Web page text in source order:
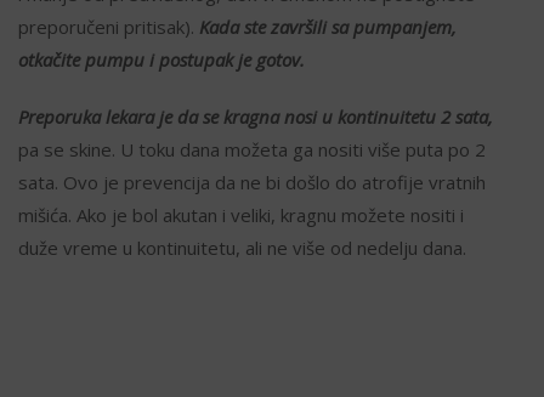
preporučeni pritisak). Kada ste završili sa pumpanjem,
otkačite pumpu i postupak je gotov.
Preporuka lekara je da se kragna nosi u kontinuitetu 2 sata,
pa se skine. U toku dana možeta ga nositi više puta po 2
sata. Ovo je prevencija da ne bi došlo do atrofije vratnih
mišića. Ako je bol akutan i veliki, kragnu možete nositi i
duže vreme u kontinuitetu, ali ne više od nedelju dana.